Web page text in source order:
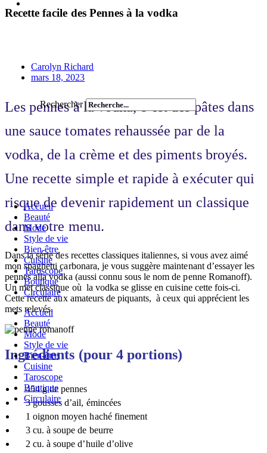
Rechercher
Accueil
Beauté
Mode
Style de vie
Bien-être
Cuisine
Taroscope
Boutique
Circulaire
Accueil
Beauté
Mode
Style de vie
Bien-être
Cuisine
Taroscope
Boutique
Circulaire
Recette facile des Pennes à la vodka
Carolyn Richard
mars 18, 2023
Les pennes à la vodka, c’est des pâtes dans
une sauce tomates rehaussée par de la
vodka, de la crème et des piments broyés.
Une recette simple et rapide à exécuter qui
risque de devenir rapidement un classique
dans votre menu.
Dans la série des recettes classiques italiennes, si vous avez aimé
mon spaghetti carbonara, je vous suggère maintenant d’essayer les
pennes alla vodka (aussi connu sous le nom de penne Romanoff).
Un met classique où la vodka se glisse en cuisine cette fois-ci.
Cette recette aux amateurs de piquants, à ceux qui apprécient les
mets relevés.
Ingrédients (pour 4 portions)
454 g de pennes
3 gousses d’ail, émincées
1 oignon moyen haché finement
3 cu. à soupe de beurre
2 cu. à soupe d’huile d’olive